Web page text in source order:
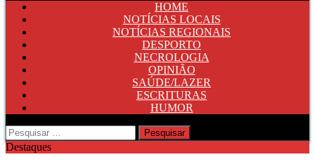
HOME
NOTÍCIAS LOCAIS
NOTÍCIAS REGIONAIS
DESPORTO
NECROLOGIA
OPINIÃO
SAÚDE/LAZER
ESCRITURAS
HUMOR
Pesquisar
por:
Destaques